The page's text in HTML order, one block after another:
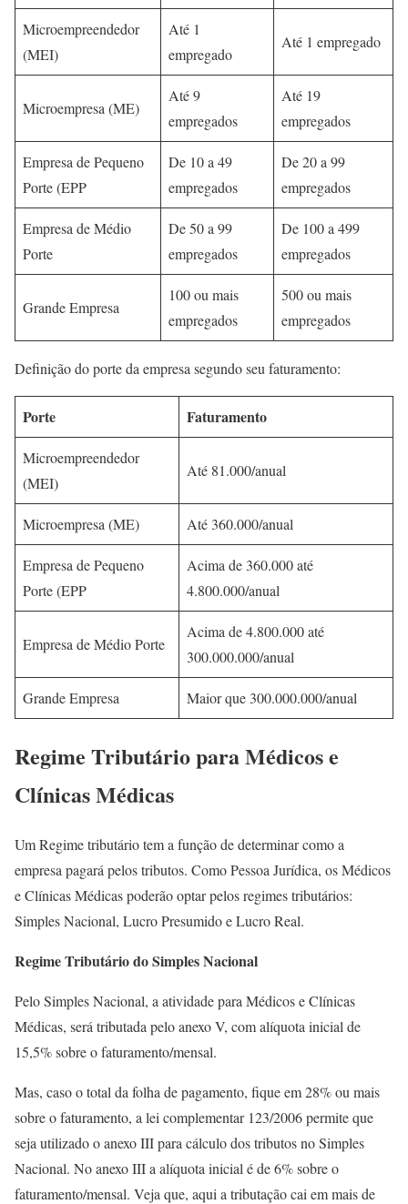
Microempreendedor
(MEI)
Até 1
empregado
Até 1 empregado
Microempresa (ME)
Até 9
empregados
Até 19
empregados
Empresa de Pequeno
Porte (EPP
De 10 a 49
empregados
De 20 a 99
empregados
Empresa de Médio
Porte
De 50 a 99
empregados
De 100 a 499
empregados
Grande Empresa
100 ou mais
empregados
500 ou mais
empregados
Definição do porte da empresa segundo seu faturamento:
Porte Faturamento
Microempreendedor
(MEI)
Até 81.000/anual
Microempresa (ME) Até 360.000/anual
Empresa de Pequeno
Porte (EPP
Acima de 360.000 até
4.800.000/anual
Empresa de Médio Porte
Acima de 4.800.000 até
300.000.000/anual
Grande Empresa Maior que 300.000.000/anual
Regime Tributário para Médicos e
Clínicas Médicas
Um Regime tributário tem a função de determinar como a
empresa pagará pelos tributos. Como Pessoa Jurídica, os Médicos
e Clínicas Médicas poderão optar pelos regimes tributários:
Simples Nacional, Lucro Presumido e Lucro Real.
Regime Tributário do Simples Nacional
Pelo Simples Nacional, a atividade para Médicos e Clínicas
Médicas, será tributada pelo anexo V, com alíquota inicial de
15,5% sobre o faturamento/mensal.
Mas, caso o total da folha de pagamento, fique em 28% ou mais
sobre o faturamento, a lei complementar 123/2006 permite que
seja utilizado o anexo III para cálculo dos tributos no Simples
Nacional. No anexo III a alíquota inicial é de 6% sobre o
faturamento/mensal. Veja que, aqui a tributação cai em mais de